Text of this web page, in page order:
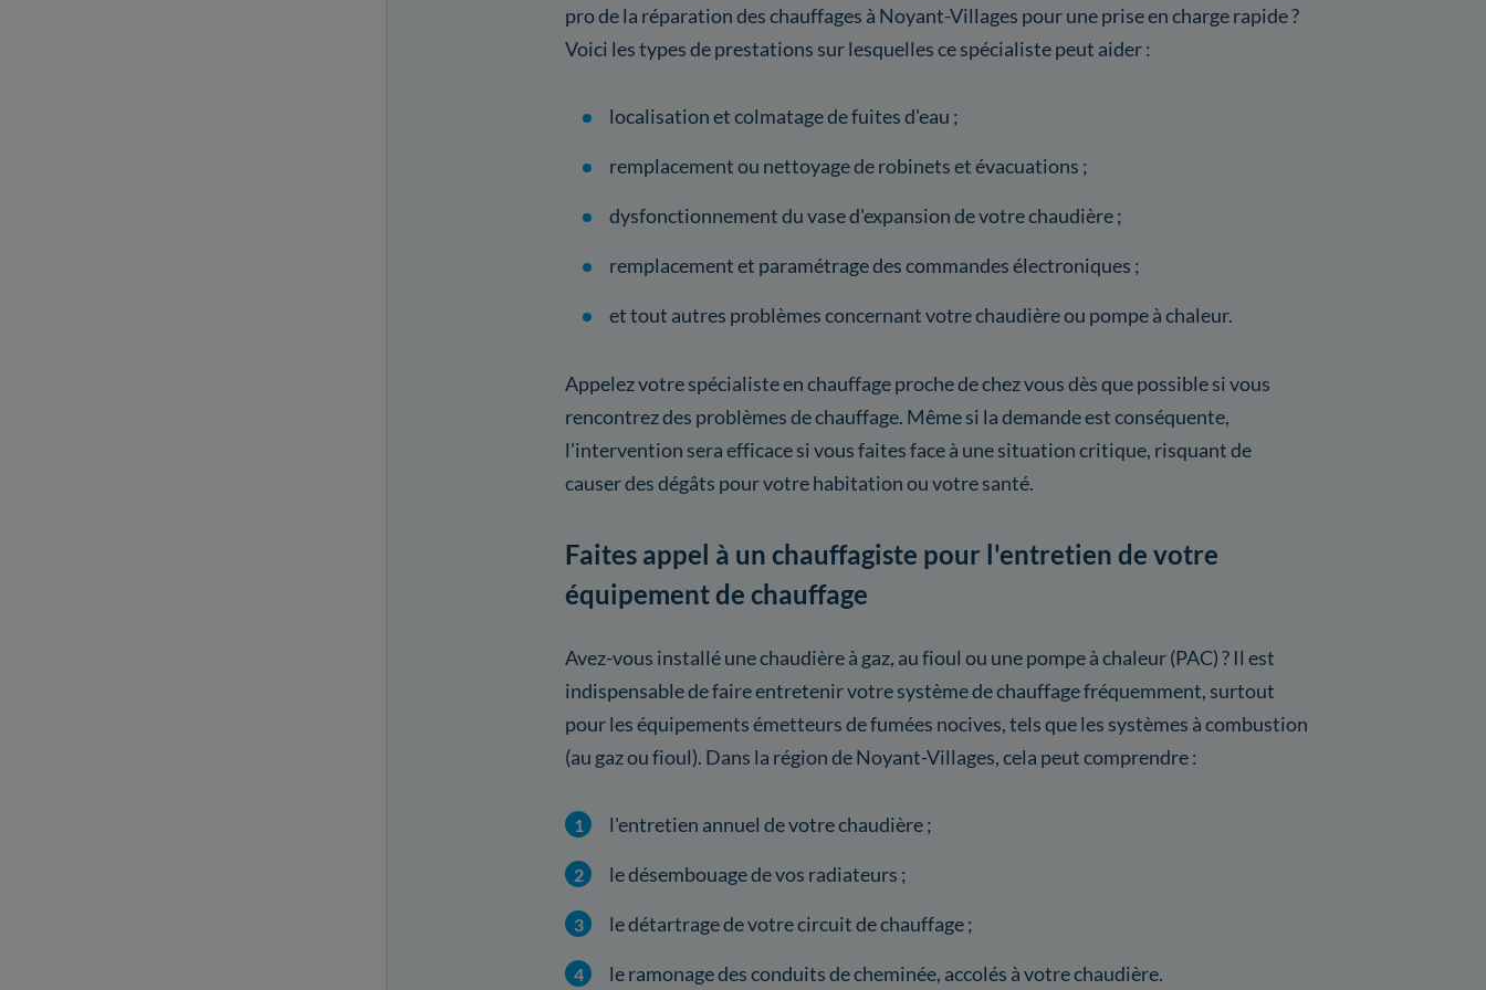
pro de la réparation des chauffages à Noyant-Villages pour une prise en charge rapide ?
Voici les types de prestations sur lesquelles ce spécialiste peut aider :
localisation et colmatage de fuites d'eau ;
remplacement ou nettoyage de robinets et évacuations ;
dysfonctionnement du vase d'expansion de votre chaudière ;
remplacement et paramétrage des commandes électroniques ;
et tout autres problèmes concernant votre chaudière ou pompe à chaleur.
Appelez votre spécialiste en chauffage proche de chez vous dès que possible si vous
rencontrez des problèmes de chauffage. Même si la demande est conséquente,
l'intervention sera efficace si vous faites face à une situation critique, risquant de
causer des dégâts pour votre habitation ou votre santé.
Faites appel à un chauffagiste pour l'entretien de votre
équipement de chauffage
Avez-vous installé une chaudière à gaz, au fioul ou une pompe à chaleur (PAC) ? Il est
indispensable de faire entretenir votre système de chauffage fréquemment, surtout
pour les équipements émetteurs de fumées nocives, tels que les systèmes à combustion
(au gaz ou fioul). Dans la région de Noyant-Villages, cela peut comprendre :
l'entretien annuel de votre chaudière ;
le désembouage de vos radiateurs ;
le détartrage de votre circuit de chauffage ;
le ramonage des conduits de cheminée, accolés à votre chaudière.